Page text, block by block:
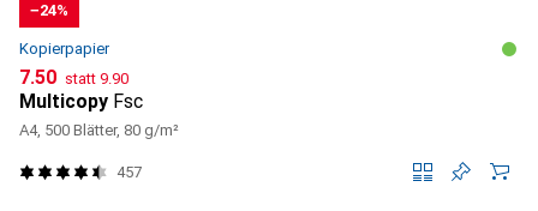
−24%
Kopierpapier
CHF
7.50 statt CHF
9.90
Multicopy Fsc
A4, 500 Blätter, 80 g/m²
457